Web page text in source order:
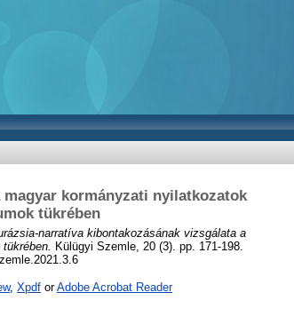
kormányzati nyilatkozatok
tükrében
narratíva kibontakozásának vizsgálata a
Külügyi Szemle, 20 (3). pp. 171-198.
, Xpdf orAdobe Acrobat Reader